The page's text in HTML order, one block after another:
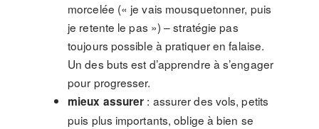
morcelée (« je vais mousquetonner, puis
je retente le pas ») – stratégie pas
toujours possible à pratiquer en falaise.
Un des buts est d’apprendre à s’engager
pour progresser.
mieux assurer : assurer des vols, petits
puis plus importants, oblige à bien se